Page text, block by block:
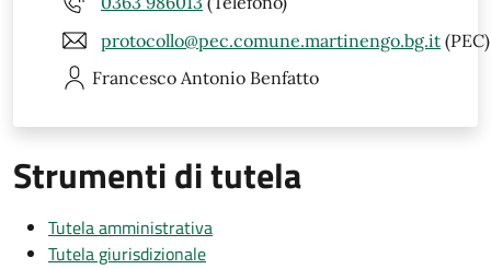
protocollo@pec.comune.martinengo.bg.it (PEC)
Francesco Antonio Benfatto
Strumenti di tutela
Tutela amministrativa
Tutela giurisdizionale